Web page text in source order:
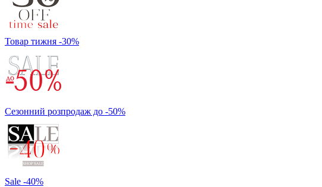
Товар тижня -30%
Сезонний розпродаж до -50%
Sale -40%